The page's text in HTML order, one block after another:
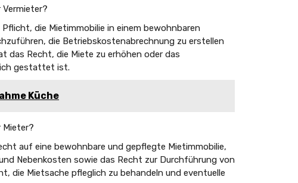
die Mietimmobilie in einem bewohnbaren
die Betriebskostenabrechnung zu erstellen
das Recht, die Miete zu erhöhen oder das
gestattet ist.
Küche
Mieter?
auf eine bewohnbare und gepflegte Mietimmobilie,
Nebenkosten sowie das Recht zur Durchführung von
die Mietsache pfleglich zu behandeln und eventuelle